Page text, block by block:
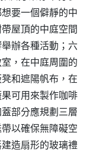
要一個僻靜的中
屋頂的中庭空間
辦各種活動；六
，在中庭周圍的
和遮陽帆布，在
可用來製作咖啡
部分應規劃三層
以確保無障礙空
造扇形的玻璃禮